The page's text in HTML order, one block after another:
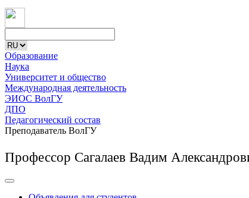
Образование
Наука
Университет и общество
Международная деятельность
ЭИОС ВолГУ
ДПО
Педагогический состав
Преподаватель ВолГУ
Профессор Сагалаев Вадим